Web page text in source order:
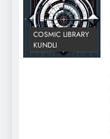
COSMIC LIBRARY
KUNDLI